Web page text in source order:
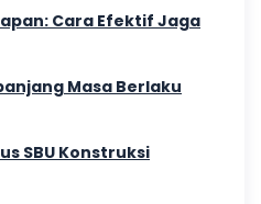
Cara Efektif Jaga
Masa Berlaku
SBU Konstruksi